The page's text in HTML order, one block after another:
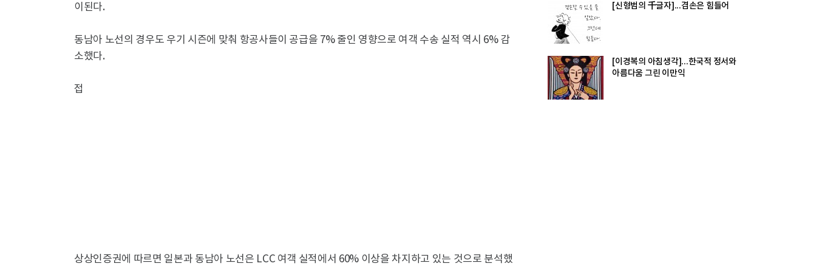
이된다.
동남아 노선의 경우도 우기 시즌에 맞춰 항공사들이 공급을 7% 줄인 영향으로 여객 수송 실적 역시 6% 감
소했다.
접
상상인증권에 따르면 일본과 동남아 노선은 LCC 여객 실적에서 60% 이상을 차지하고 있는 것으로 분석했
[신형범의 千글자]...겸손은 힘들어
[이경복의 아침생각]...한국적 정서와
아름다움 그린 이만익